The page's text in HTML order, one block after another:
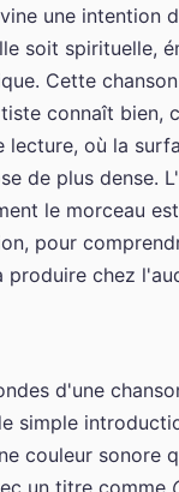
une intention
soit spirituelle,
Cette
connaît bien,
lecture, où la
de plus dense.
le morceau
pour
produire chez
d'une
simple
couleur sonore
un titre comme